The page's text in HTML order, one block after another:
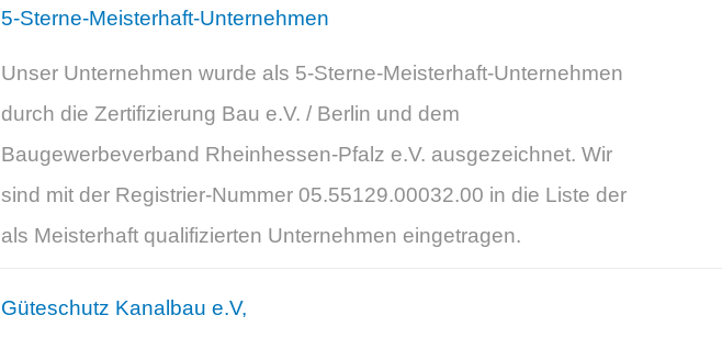
5-Sterne-Meisterhaft-Unternehmen
Unser Unternehmen wurde als 5-Sterne-Meisterhaft-Unternehmen
durch die Zertifizierung Bau e.V. / Berlin und dem
Baugewerbeverband Rheinhessen-Pfalz e.V. ausgezeichnet. Wir
sind mit der Registrier-Nummer 05.55129.00032.00 in die Liste der
als Meisterhaft qualifizierten Unternehmen eingetragen.
Güteschutz Kanalbau e.V,